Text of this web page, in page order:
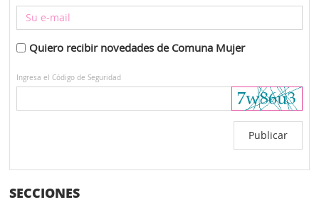
Quiero recibir novedades de Comuna Mujer
Ingresa el Código de Seguridad
SECCIONES